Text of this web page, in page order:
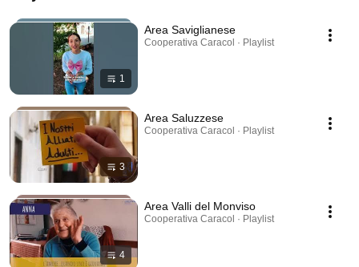
1
Area Saviglianese
Cooperativa Caracol · Playlist
3
Area Saluzzese
Cooperativa Caracol · Playlist
4
Area Valli del Monviso
Cooperativa Caracol · Playlist